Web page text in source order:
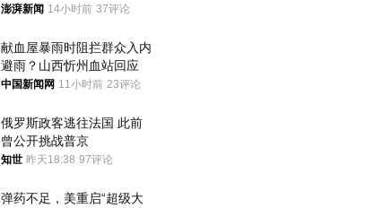
澎湃新闻 14小时前 37评论
献血屋暴雨时阻拦群众入内
避雨？山西忻州血站回应
中国新闻网 11小时前 23评论
俄罗斯政客逃往法国 此前
曾公开挑战普京
知世 昨天18:38 97评论
弹药不足，美重启“超级大